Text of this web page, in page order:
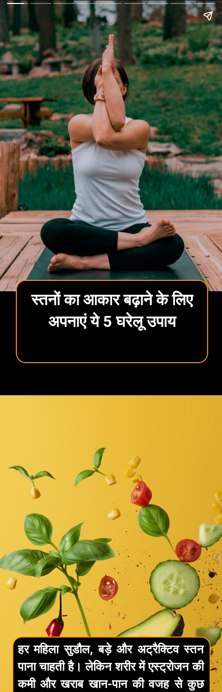
स्तनों का आकार बढ़ाने के लिए
अपनाएं ये 5 घरेलू उपाय
हर महिला सुडौल, बड़े और अट्रैक्टिव स्तन
पाना चाहती है। लेकिन शरीर में एस्ट्रोजन की
कमी और खराब खान-पान की वजह से कुछ